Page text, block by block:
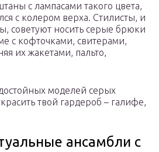
с лампасами такого цвета,
с колером верха. Стилисты, и
советуют носить серые брюки
с кофточками, свитерами,
их жакетами, пальто,
моделей серых
твой гардероб – галифе,
ансамбли с